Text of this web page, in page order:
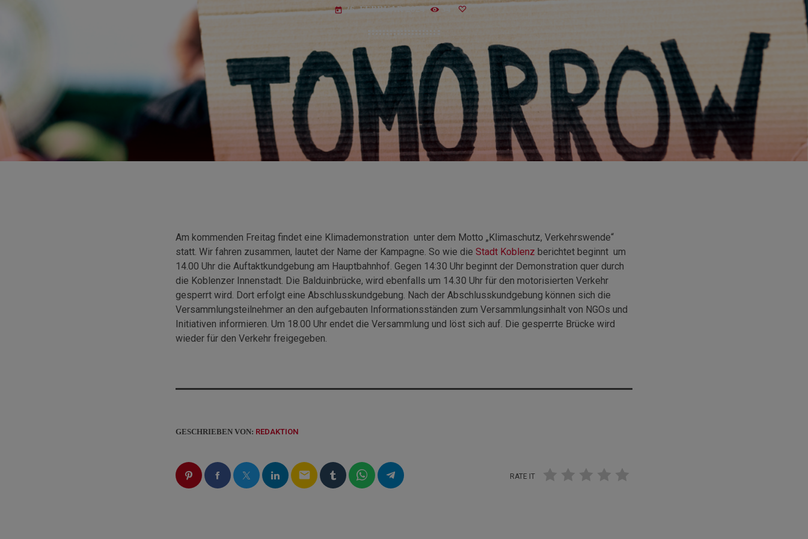
today 26. FEBRUAR 2024
Am kommenden Freitag findet eine Klimademonstration unter dem Motto „Klimaschutz, Verkehrswende“
statt. Wir fahren zusammen, lautet der Name der Kampagne. So wie die Stadt Koblenz berichtet beginnt um
14.00 Uhr die Auftaktkundgebung am Hauptbahnhof. Gegen 14:30 Uhr beginnt der Demonstration quer durch
die Koblenzer Innenstadt. Die Balduinbrücke, wird ebenfalls um 14.30 Uhr für den motorisierten Verkehr
gesperrt wird. Dort erfolgt eine Abschlusskundgebung. Nach der Abschlusskundgebung können sich die
Versammlungsteilnehmer an den aufgebauten Informationsständen zum Versammlungsinhalt von NGOs und
Initiativen informieren. Um 18.00 Uhr endet die Versammlung und löst sich auf. Die gesperrte Brücke wird
wieder für den Verkehr freigegeben.
GESCHRIEBEN VON: REDAKTION
email RATE IT